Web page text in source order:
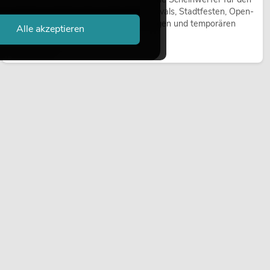
Einsatz im Freien. Sie werden bei Festivals, Stadtfesten, Open-
Air-Konzerten, Architekturinszenierungen und temporären
Außeninstallationen eingesetzt.
Jetzt lesen
Alle akzeptieren